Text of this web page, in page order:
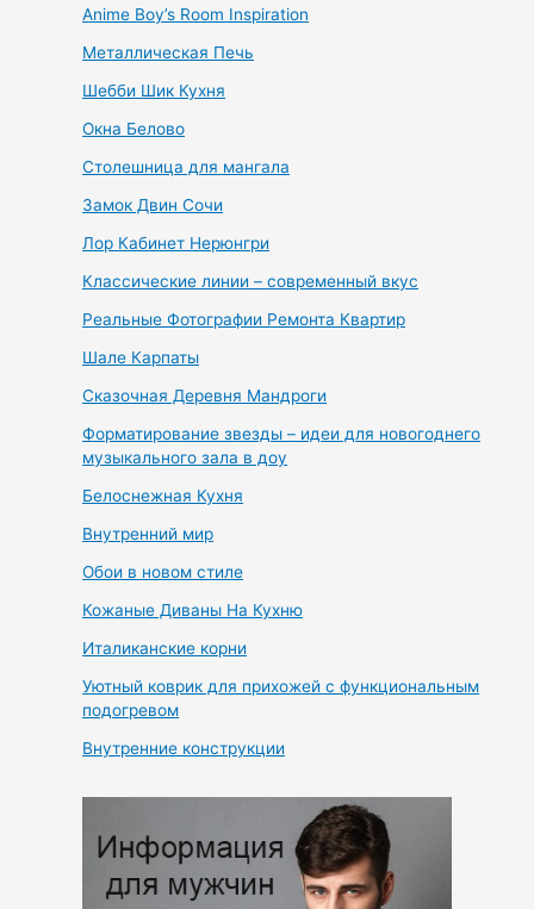
Anime Boy’s Room Inspiration
Металлическая Печь
Шебби Шик Кухня
Окна Белово
Столешница для мангала
Замок Двин Сочи
Лор Кабинет Нерюнгри
Классические линии – современный вкус
Реальные Фотографии Ремонта Квартир
Шале Карпаты
Сказочная Деревня Мандроги
Форматирование звезды – идеи для новогоднего
музыкального зала в доу
Белоснежная Кухня
Внутренний мир
Обои в новом стиле
Кожаные Диваны На Кухню
Италиканские корни
Уютный коврик для прихожей с функциональным
подогревом
Внутренние конструкции